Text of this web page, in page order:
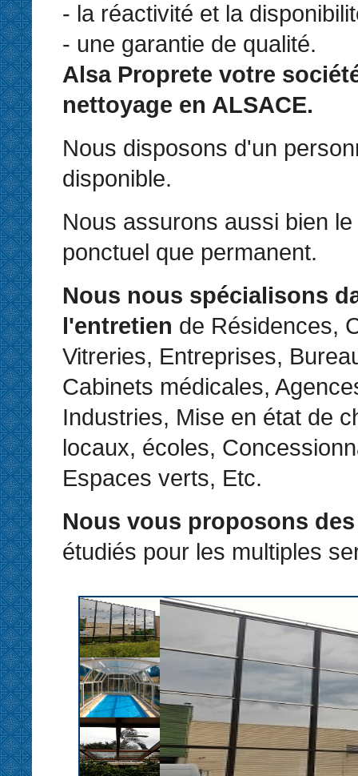
- la réactivité et la
- une garantie de qualité.
Alsa Proprete votre
nettoyage en ALSACE.
Nous disposons d'un
disponible.
Nous assurons aussi bien
ponctuel que permanent.
Nous nous spécialisons
l'entretien de Résidences,
Vitreries, Entreprises,
Cabinets médicales,
Industries, Mise en état de
locaux, écoles,
Espaces verts, Etc.
Nous vous proposons
étudiés pour les multiples